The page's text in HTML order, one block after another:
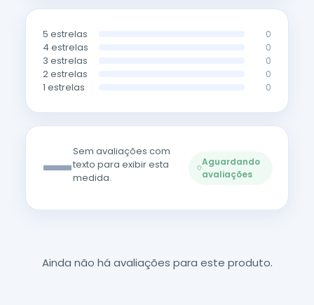
5 estrelas 0
4 estrelas 0
3 estrelas 0
2 estrelas 0
1 estrelas 0
—Sem avaliações com
texto para exibir esta
medida.
Aguardando
avaliações
Ainda não há avaliações para este produto.